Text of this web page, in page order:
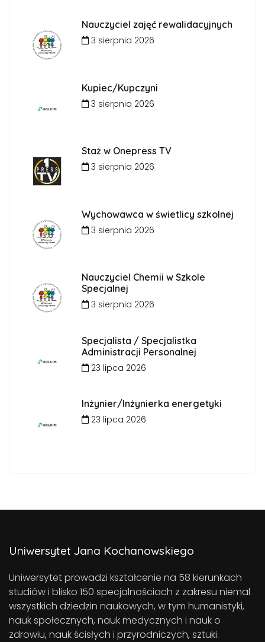
Nauczyciel zajęć rewalidacyjnych
3 sierpnia 2026
Kupiec/Kupczyni
3 sierpnia 2026
Staż w Onepress TV
3 sierpnia 2026
Wychowawca w świetlicy szkolnej
3 sierpnia 2026
Nauczyciel Chemii w Szkole
Specjalnej
3 sierpnia 2026
Specjalista / Specjalistka
Administracji Personalnej
23 lipca 2026
Inżynier/Inżynierka energetyki
23 lipca 2026
Uniwersytet Jana Kochanowskiego
Uniwersytet prowadzi kształcenie na 58 kierunkach
studiów i blisko 150 specjalnościach z zakresu niemal
wszystkich dziedzin naukowych, w tym humanistyki,
nauk społecznych, nauk medycznych i nauk o
zdrowiu, nauk ścisłych i przyrodniczych, sztuki.